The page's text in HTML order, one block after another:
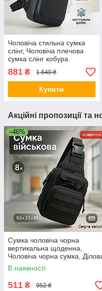
Чоловіча стильна сумка
слінг, Чоловіча плечова
сумка слінг кобура
наплічна SV-67
881 ₴ 1 640 ₴
Купити
Акційні пропозиції та
–46%
Сумка чоловіча чорна
вертикальна щоденна,
Чоловіча чорна сумка,
сумка-барсетка для чоловіків
MP-81
В наявності
511 ₴ 952 ₴